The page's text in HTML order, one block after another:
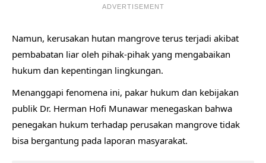
ADVERTISEMENT
Namun, kerusakan hutan mangrove terus terjadi akibat
pembabatan liar oleh pihak-pihak yang mengabaikan
hukum dan kepentingan lingkungan.
Menanggapi fenomena ini, pakar hukum dan kebijakan
publik Dr. Herman Hofi Munawar menegaskan bahwa
penegakan hukum terhadap perusakan mangrove tidak
bisa bergantung pada laporan masyarakat.